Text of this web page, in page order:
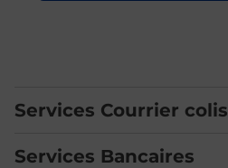
Services Courrier colis
Services Bancaires